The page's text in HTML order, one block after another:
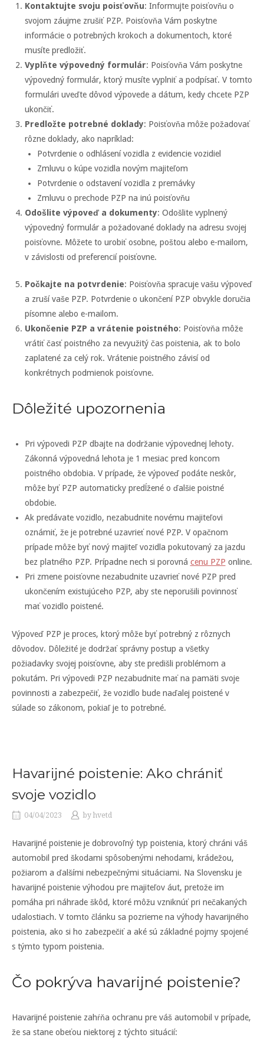
Kontaktujte svoju poisťovňu: Informujte poisťovňu o
svojom záujme zrušiť PZP. Poisťovňa Vám poskytne
informácie o potrebných krokoch a dokumentoch, ktoré
musíte predložiť.
Vyplňte výpovedný formulár: Poisťovňa Vám poskytne
výpovedný formulár, ktorý musíte vyplniť a podpísať. V tomto
formulári uveďte dôvod výpovede a dátum, kedy chcete PZP
ukončiť.
Predložte potrebné doklady: Poisťovňa môže požadovať
rôzne doklady, ako napríklad:
Potvrdenie o odhlásení vozidla z evidencie vozidiel
Zmluvu o kúpe vozidla novým majiteľom
Potvrdenie o odstavení vozidla z premávky
Zmluvu o prechode PZP na inú poisťovňu
Odošlite výpoveď a dokumenty: Odošlite vyplnený
výpovedný formulár a požadované doklady na adresu svojej
poisťovne. Môžete to urobiť osobne, poštou alebo e-mailom,
v závislosti od preferencií poisťovne.
Počkajte na potvrdenie: Poisťovňa spracuje vašu výpoveď
a zruší vaše PZP. Potvrdenie o ukončení PZP obvykle doručia
písomne alebo e-mailom.
Ukončenie PZP a vrátenie poistného: Poisťovňa môže
vrátiť časť poistného za nevyužitý čas poistenia, ak to bolo
zaplatené za celý rok. Vrátenie poistného závisí od
konkrétnych podmienok poisťovne.
Dôležité upozornenia
Pri výpovedi PZP dbajte na dodržanie výpovednej lehoty.
Zákonná výpovedná lehota je 1 mesiac pred koncom
poistného obdobia. V prípade, že výpoveď podáte neskôr,
môže byť PZP automaticky predĺžené o ďalšie poistné
obdobie.
Ak predávate vozidlo, nezabudnite novému majiteľovi
oznámiť, že je potrebné uzavrieť nové PZP. V opačnom
prípade môže byť nový majiteľ vozidla pokutovaný za jazdu
bez platného PZP. Prípadne nech si porovná cenu PZP online.
Pri zmene poisťovne nezabudnite uzavrieť nové PZP pred
ukončením existujúceho PZP, aby ste neporušili povinnosť
mať vozidlo poistené.
Výpoveď PZP je proces, ktorý môže byť potrebný z rôznych
dôvodov. Dôležité je dodržať správny postup a všetky
požiadavky svojej poisťovne, aby ste predišli problémom a
pokutám. Pri výpovedi PZP nezabudnite mať na pamäti svoje
povinnosti a zabezpečiť, že vozidlo bude naďalej poistené v
súlade so zákonom, pokiaľ je to potrebné.
Havarijné poistenie: Ako chrániť
svoje vozidlo
04/04/2023 by hvetd
Havarijné poistenie je dobrovoľný typ poistenia, ktorý chráni váš
automobil pred škodami spôsobenými nehodami, krádežou,
požiarom a ďalšími nebezpečnými situáciami. Na Slovensku je
havarijné poistenie výhodou pre majiteľov áut, pretože im
pomáha pri náhrade škôd, ktoré môžu vzniknúť pri nečakaných
udalostiach. V tomto článku sa pozrieme na výhody havarijného
poistenia, ako si ho zabezpečiť a aké sú základné pojmy spojené
s týmto typom poistenia.
Čo pokrýva havarijné poistenie?
Havarijné poistenie zahŕňa ochranu pre váš automobil v prípade,
že sa stane obeťou niektorej z týchto situácií: